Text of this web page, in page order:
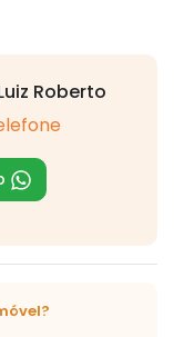
Roberto